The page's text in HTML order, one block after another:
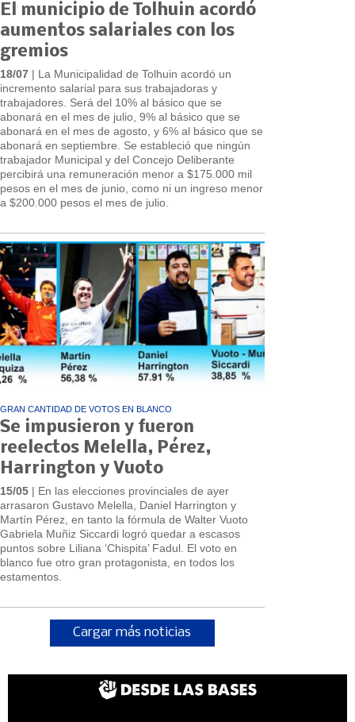
El municipio de Tolhuin acordó
aumentos salariales con los
gremios
18/07 | La Municipalidad de Tolhuin acordó un
incremento salarial para sus trabajadoras y
trabajadores. Será del 10% al básico que se
abonará en el mes de julio, 9% al básico que se
abonará en el mes de agosto, y 6% al básico que se
abonará en septiembre. Se estableció que ningún
trabajador Municipal y del Concejo Deliberante
percibirá una remuneración menor a $175.000 mil
pesos en el mes de junio, como ni un ingreso menor
a $200.000 pesos el mes de julio.
GRAN CANTIDAD DE VOTOS EN BLANCO
Se impusieron y fueron
reelectos Melella, Pérez,
Harrington y Vuoto
15/05 | En las elecciones provinciales de ayer
arrasaron Gustavo Melella, Daniel Harrington y
Martín Pérez, en tanto la fórmula de Walter Vuoto
Gabriela Muñiz Siccardi logró quedar a escasos
puntos sobre Liliana ‘Chispita’ Fadul. El voto en
blanco fue otro gran protagonista, en todos los
estamentos.
Cargar más noticias